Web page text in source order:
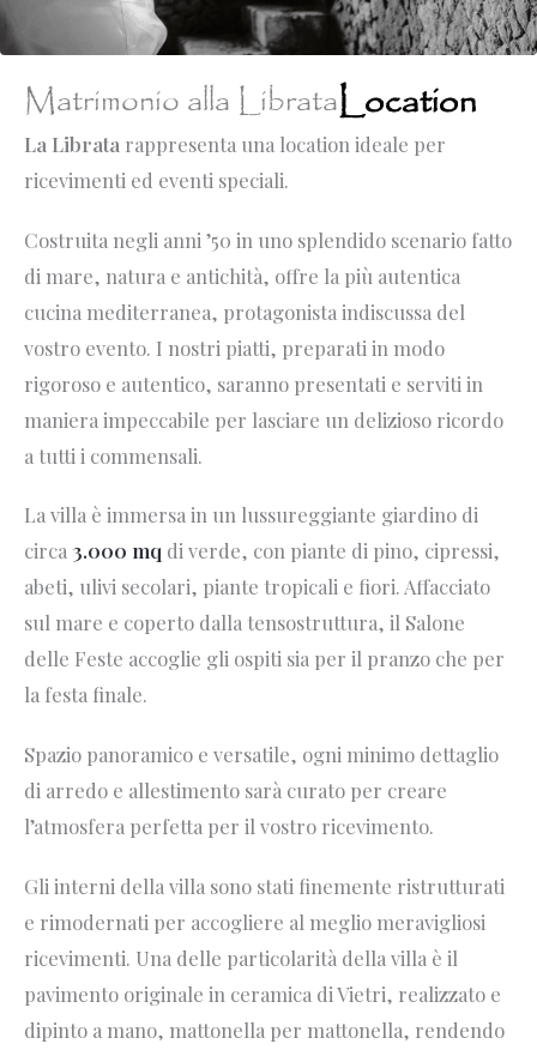
Matrimonio alla LibrataLocation
La Librata rappresenta una location ideale per
ricevimenti ed eventi speciali.
Costruita negli anni ’50 in uno splendido scenario fatto
di mare, natura e antichità, offre la più autentica
cucina mediterranea, protagonista indiscussa del
vostro evento. I nostri piatti, preparati in modo
rigoroso e autentico, saranno presentati e serviti in
maniera impeccabile per lasciare un delizioso ricordo
a tutti i commensali.
La villa è immersa in un lussureggiante giardino di
circa 3.000 mq di verde, con piante di pino, cipressi,
abeti, ulivi secolari, piante tropicali e fiori. Affacciato
sul mare e coperto dalla tensostruttura, il Salone
delle Feste accoglie gli ospiti sia per il pranzo che per
la festa finale.
Spazio panoramico e versatile, ogni minimo dettaglio
di arredo e allestimento sarà curato per creare
l’atmosfera perfetta per il vostro ricevimento.
Gli interni della villa sono stati finemente ristrutturati
e rimodernati per accogliere al meglio meravigliosi
ricevimenti. Una delle particolarità della villa è il
pavimento originale in ceramica di Vietri, realizzato e
dipinto a mano, mattonella per mattonella, rendendo